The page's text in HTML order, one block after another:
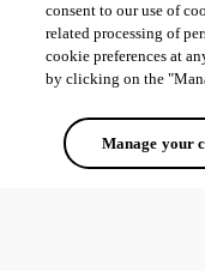
consent to our use of
related processing of
cookie preferences at
by clicking on the
Manage your